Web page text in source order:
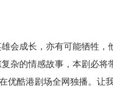
会成长，亦有可能牺牲
杂的情感故事，本剧必将
优酷港剧场全网独播。让